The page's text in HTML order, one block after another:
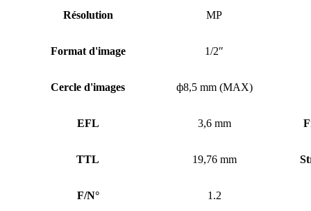
Résolution MP
Format d'image 1/2″
Cercle d'images ф8,5 mm (MAX)
EFL 3,6 mm
TTL 19,76 mm
F/N° 1.2